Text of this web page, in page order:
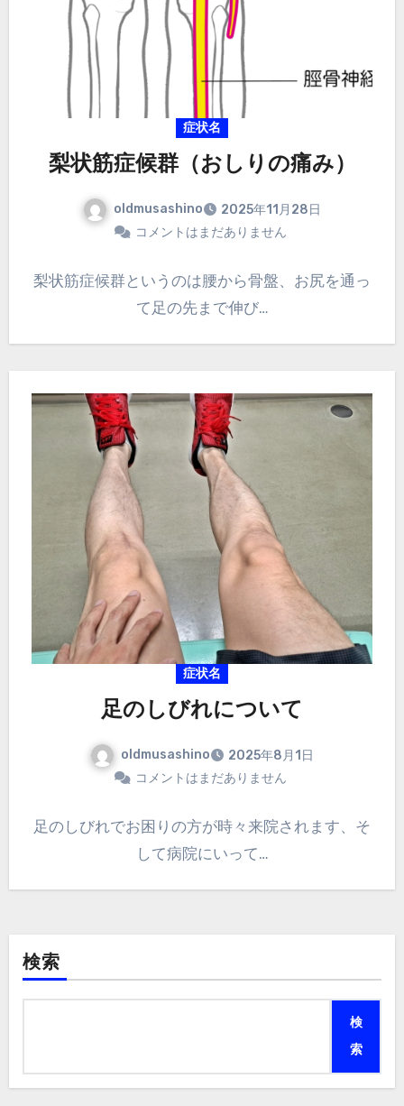
症状名
梨状筋症候群（おしりの痛み）
oldmusashino
2025年11月28日
コメントはまだありません
梨状筋症候群というのは腰から骨盤、お尻を通っ
て足の先まで伸び…
症状名
足のしびれについて
oldmusashino
2025年8月1日
コメントはまだありません
足のしびれでお困りの方が時々来院されます、そ
して病院にいって…
検索
検
索